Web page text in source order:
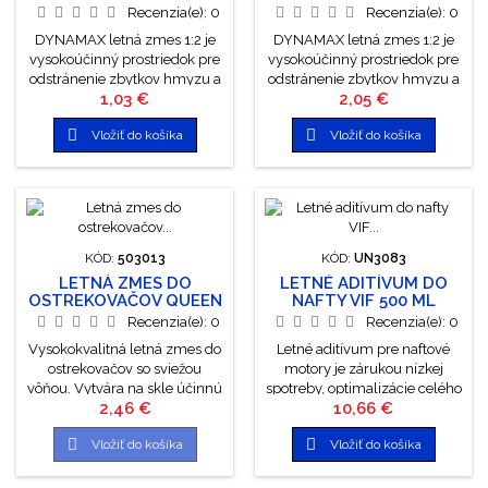
a je šetrná k...
CITRÓN 1LRecenzia(e): 0
DYNAMAX letná zmes 1:2 je
vysokoúčinný prostriedok pre
odstránenie zbytkov hmyzu a
všetkých bežných nečistôt zo
skla automobilu. Koncentrát
obsahuje aktívnu látku, ktorá
predstavuje úplne nový
námahu spojenú s čistením
okien. Sklo zanecháva
dokonale čisté.
Cena
1,03 €
 Vložiť do košíka
CITRÓN 3LRecenzia(e): 0
DYNAMAX letná zmes 1:2 je
vysokoúčinný prostriedok pre
odstránenie zbytkov hmyzu a
všetkých bežných nečistôt zo
skla automobilu. Koncentrát
obsahuje aktívnu látku, ktorá
predstavuje úplne nový
námahu spojenú s čistením
okien. Sklo zanecháva
dokonale čisté. Cena za 1 liter:
0,666€
Cena
2,05 €
 Vložiť do košíka
KÓD: 503013
LETNÁ ZMES DO
OSTREKOVAČOV QUEEN
4LRecenzia(e): 0
Vysokokvalitná letná zmes do
ostrekovačov so sviežou
vôňou. Vytvára na skle účinnú
ochrannú vrstvu, ktorej
hlavnou úlohou je
minimalizovať usadzovanie
nečistôt a tým zlepšiť
Cena
2,46 €
 Vložiť do košíka
KÓD: UN3083
LETNÉ ADITÍVUM DO
NAFTY VIF 500 ML
Recenzia(e): 0
Letné aditívum pre naftové
motory je zárukou nízkej
spotreby, optimalizácie celého
spaľovacieho procesu, čistoty
palivového systému.
Eliminuje vznik usadenín a
neželané hrdzavenie. Cena za
Cena
10,66 €
 Vložiť do košíka